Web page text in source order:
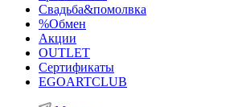
Свадьба&помолвка
%Обмен
Акции
OUTLET
Сертификаты
EGOARTCLUB